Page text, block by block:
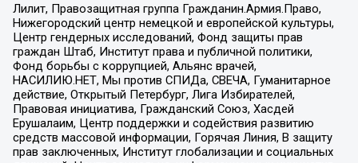
Лилит, Правозащитная группа Гражданин.Армия.Право,
Нижегородский центр немецкой и европейской культуры,
Центр гендерных исследований, Фонд защиты прав
граждан Штаб, Институт права и публичной политики,
Фонд борьбы с коррупцией, Альянс врачей,
НАСИЛИЮ.НЕТ, Мы против СПИДа, СВЕЧА, Гуманитарное
действие, Открытый Петербург, Лига Избирателей,
Правовая инициатива, Гражданский Союз, Хасдей
Ерушалаим, Центр поддержки и содействия развитию
средств массовой информации, Горячая Линия, В защиту
прав заключенных, Институт глобализации и социальных